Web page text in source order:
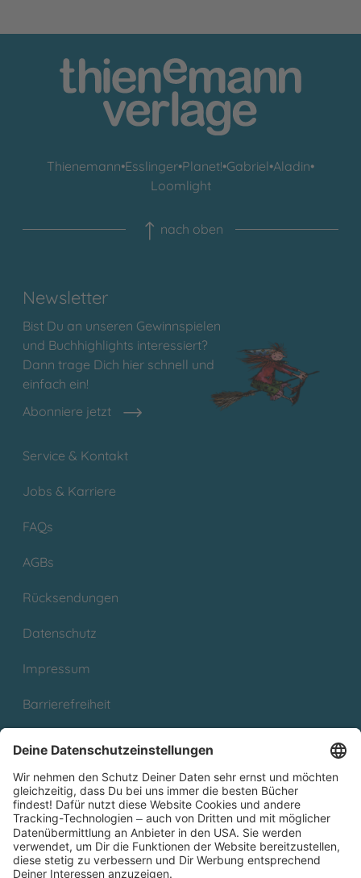
Thienemann•Esslinger•Planet!•Gabriel•Aladin•
Loomlight
nach oben
Newsletter
Bist Du an unseren Gewinnspielen
und Buchhighlights interessiert?
Dann trage Dich hier schnell und
einfach ein!
Abonniere jetzt
Service & Kontakt
Jobs & Karriere
FAQs
AGBs
Rücksendungen
Datenschutz
Impressum
Barrierefreiheit
Partnerprogramm (Affiliate)
Folge uns auf